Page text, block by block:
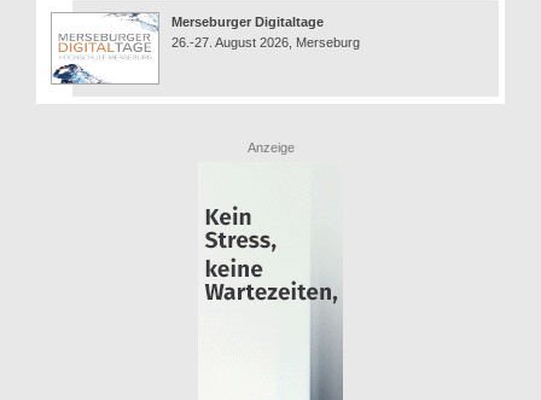
Merseburger Digitaltage
26.-27. August 2026, Merseburg
Anzeige